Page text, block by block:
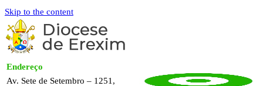
Skip to the content
Endereço
Av. Sete de Setembro – 1251,